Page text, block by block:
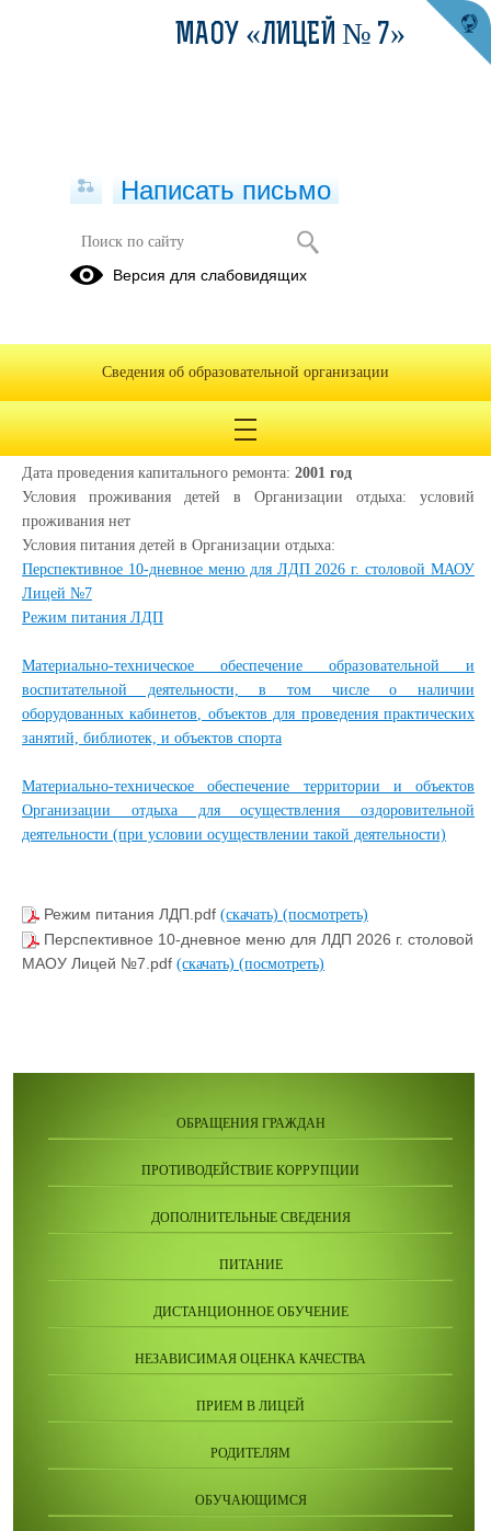
Материально-техническое
обеспечение и оснащенность
оздоровления
Дата ввода в эксплуатацию используемых Организацией отдыха
Дата проведения капитального ремонта: 2001 год
Условия проживания детей в Организации отдыха: условий
проживания нет
Условия питания детей в Организации отдыха:
Перспективное 10-дневное меню для ЛДП 2026 г. столовой МАОУ
Лицей №7
Режим питания ЛДП
Материально-техническое обеспечение образовательной и
воспитательной деятельности, в том числе о наличии
оборудованных кабинетов, объектов для проведения практических
занятий, библиотек, и объектов спорта
Материально-техническое обеспечение территории и объектов
Организации отдыха для осуществления оздоровительной
деятельности (при условии осуществлении такой деятельности)
Режим питания ЛДП.pdf (скачать) (посмотреть)
Перспективное 10-дневное меню для ЛДП 2026 г. столовой
МАОУ Лицей №7.pdf (скачать) (посмотреть)
ОБРАЩЕНИЯ ГРАЖДАН
ПРОТИВОДЕЙСТВИЕ КОРРУПЦИИ
ДОПОЛНИТЕЛЬНЫЕ СВЕДЕНИЯ
ПИТАНИЕ
ДИСТАНЦИОННОЕ ОБУЧЕНИЕ
НЕЗАВИСИМАЯ ОЦЕНКА КАЧЕСТВА
ПРИЕМ В ЛИЦЕЙ
РОДИТЕЛЯМ
ОБУЧАЮЩИМСЯ
МАОУ «ЛИЦЕЙ № 7»
Написать письмо
Версия для слабовидящих
Сведения об образовательной организации